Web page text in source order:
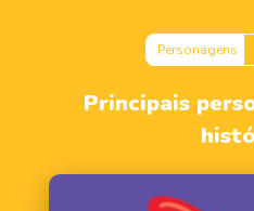
Personagens
Principais